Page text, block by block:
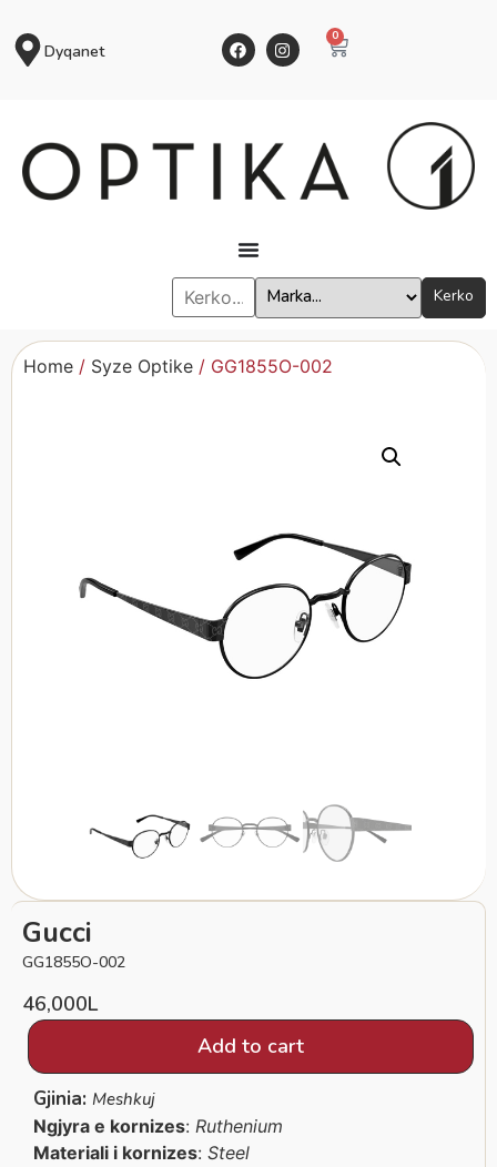
Dyqanet
0
Kerko
Home / Syze Optike / GG1855O-002
Gucci
GG1855O-002
46,000L
Add to cart
Gjinia: Meshkuj
Ngjyra e kornizes: Ruthenium
Materiali i kornizes: Steel